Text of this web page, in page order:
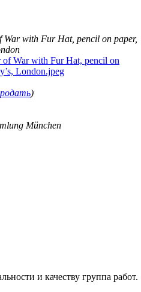
War with Fur Hat, pencil on paper,
)
München
и качеству группа работ.